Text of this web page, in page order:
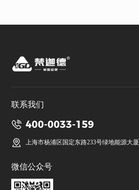
联系我们
400-0033-159
上海市杨浦区国定东路233号绿地能源大厦
微信公众号